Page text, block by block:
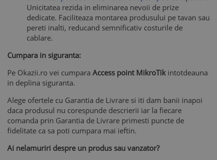
Unicitatea rezida in eliminarea nevoii de prize
dedicate. Faciliteaza montarea produsului pe tavan sau
pereti inalti, reducand semnificativ costurile de
cablare.
Cumpara in siguranta:
Pe Okazii.ro vei cumpara Access point MikroTikintotdeauna
in deplina siguranta.
Alege ofertele cu Garantia de Livrare si iti dam banii inapoi
daca produsul nu corespunde descrierii iar la fiecare
comanda prin Garantia de Livrare primesti puncte de
fidelitate ca sa poti cumpara mai ieftin.
Ai nelamuriri despre un produs sau vanzator?